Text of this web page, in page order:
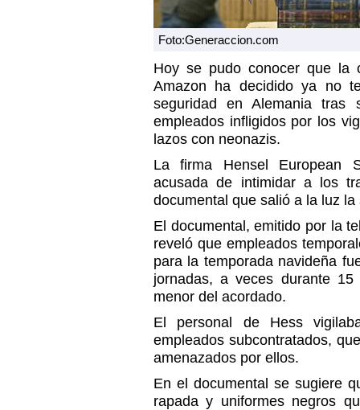
Foto:Generaccion.com
Hoy se pudo conocer que la
Amazon ha decidido ya no
seguridad en Alemania tras
empleados infligidos por los
lazos con neonazis.
La firma Hensel European
acusada de intimidar a los
documental que salió a la luz
El documental, emitido por la
reveló que empleados
para la temporada navideña
jornadas, a veces durante
menor del acordado.
El personal de Hess
empleados subcontratados,
amenazados por ellos.
En el documental se sugiere
rapada y uniformes negros